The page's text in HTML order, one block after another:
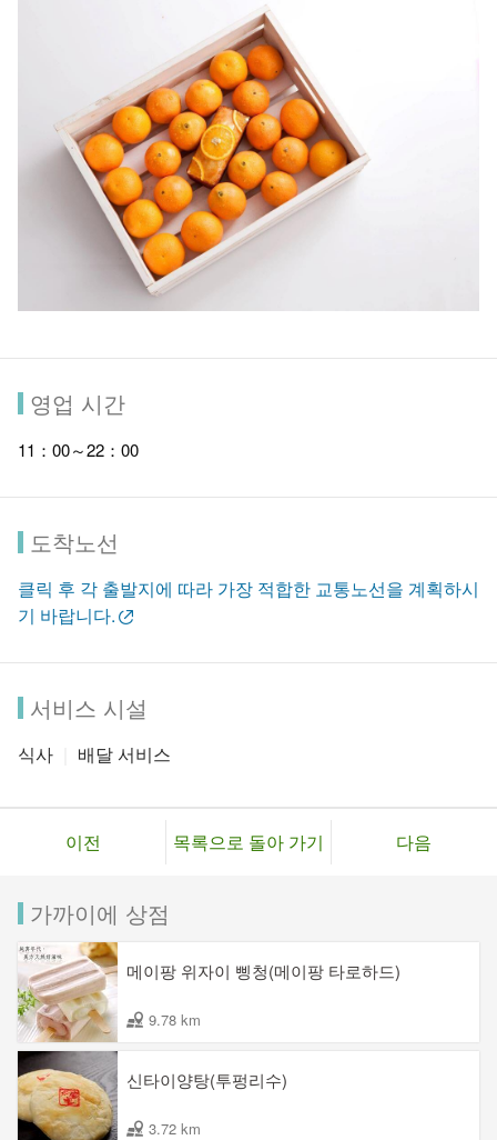
영업 시간
11：00～22：00
도착노선
클릭 후 각 출발지에 따라 가장 적합한 교통노선을 계획하시
기 바랍니다.
서비스 시설
식사 배달 서비스
이전 목록으로 돌아 가기 다음
가까이에 상점
메이팡 위자이 삥청(메이팡 타로하드)
9.78 km
신타이양탕(투펑리수)
3.72 km